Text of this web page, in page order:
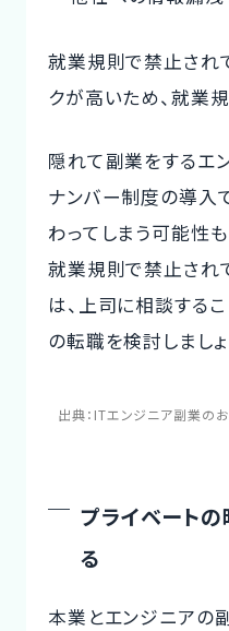
就業規則で禁止され
クが高いため、就業
隠れて副業をするエ
ナンバー制度の導入
わってしまう可能性も
就業規則で禁止され
は、上司に相談する
の転職を検討しましょ
出典： ITエンジニア副業の
プライベート
る
本業とエンジニアの